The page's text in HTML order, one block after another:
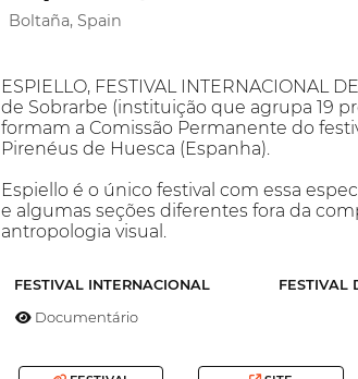
Boltaña, Spain
ESPIELLO, FESTIVAL INTERNACIONAL
de Sobrarbe (instituição que agrupa 19
formam a Comissão Permanente do
Pirenéus de Huesca (Espanha).
Espiello é o único festival com essa
e algumas seções diferentes fora da
antropologia visual.
FESTIVAL INTERNACIONAL FESTIVAL
Documentário